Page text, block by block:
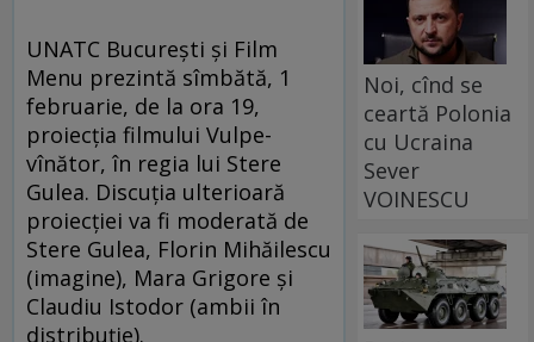
UNATC București și Film
Menu prezintă sîmbătă, 1
februarie, de la ora 19,
proiecția filmului Vulpe-
vînător, în regia lui Stere
Gulea. Discuția ulterioară
proiecției va fi moderată de
Stere Gulea, Florin Mihăilescu
(imagine), Mara Grigore și
Claudiu Istodor (ambii în
distribuție).
Noi, cînd se
ceartă Polonia
cu Ucraina
Sever
VOINESCU